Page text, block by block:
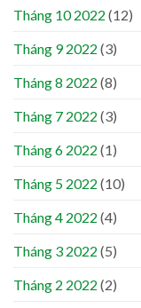
Tháng 10 2022 (12)
Tháng 9 2022 (3)
Tháng 8 2022 (8)
Tháng 7 2022 (3)
Tháng 6 2022 (1)
Tháng 5 2022 (10)
Tháng 4 2022 (4)
Tháng 3 2022 (5)
Tháng 2 2022 (2)